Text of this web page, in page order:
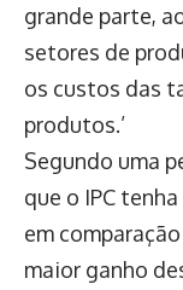
grande parte,
setores de
os custos das
produtos.’
Segundo uma
que o IPC
em
maior ganho